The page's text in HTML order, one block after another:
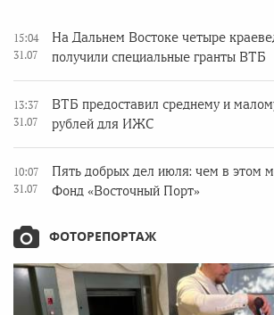
15:04
31.07
На Дальнем Востоке четыре
получили специальные гранты ВТБ
13:37
31.07
ВТБ предоставил среднему и
рублей для ИЖС
10:07
31.07
Пять добрых дел июля: чем в этом
Фонд «Восточный Порт»
ФОТОРЕПОРТАЖ